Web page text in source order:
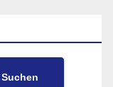
Suchen